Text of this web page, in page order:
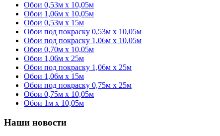
Обои 0,53м x 10,05м
Обои 1,06м х 10,05м
Обои 0,53м x 15м
Обои под покраску 0,53м x 10,05м
Обои под покраску 1,06м х 10,05м
Обои 0,70м x 10,05м
Обои 1,06м x 25м
Обои под покраску 1,06м x 25м
Обои 1,06м x 15м
Обои под покраску 0,75м x 25м
Обои 0,75м x 10,05м
Обои 1м х 10,05м
Наши новости